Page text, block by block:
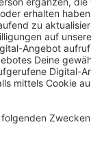
Straßen Am
Hinweise.
dem Schnee".
15:01